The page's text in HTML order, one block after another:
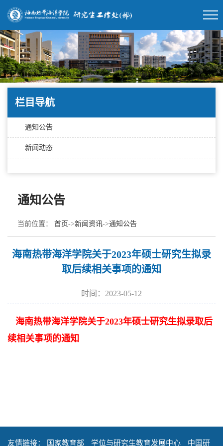
栏目导航
通知公告
新闻动态
通知公告
当前位置： 首页->新闻资讯->通知公告
海南热带海洋学院关于2023年硕士研究生拟录
取后续相关事项的通知
时间：2023-05-12
海南热带海洋学院关于2023年硕士研究生拟录取后
续相关事项的通知
友情链接： 国家教育部 学位与研究生教育发展中心 中国研